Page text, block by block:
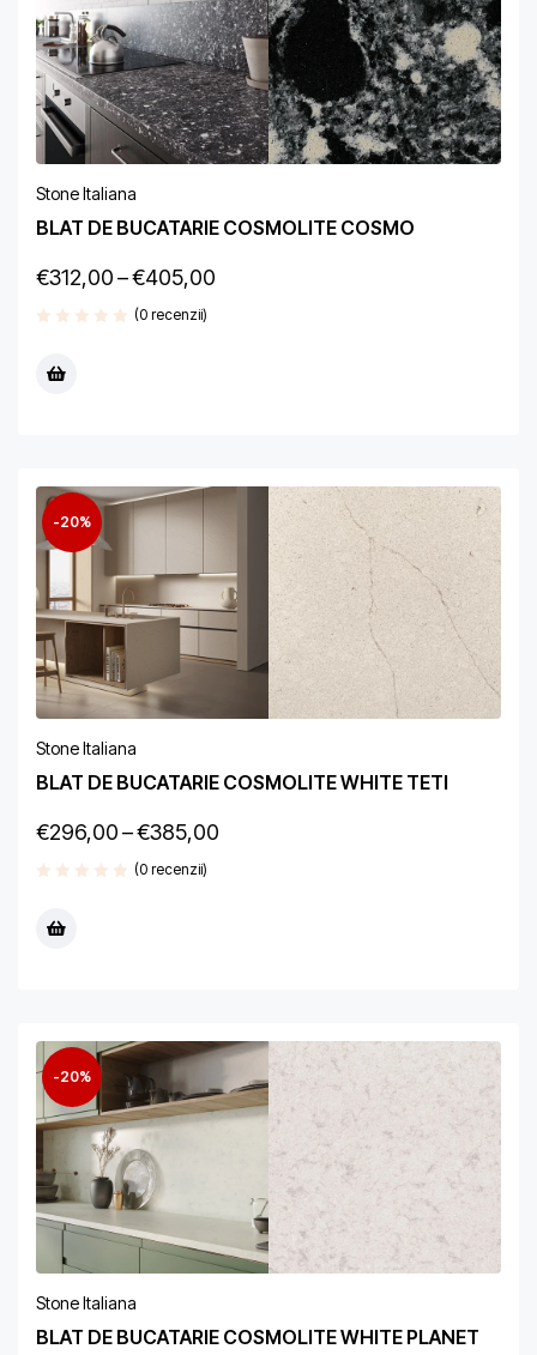
Stone Italiana
BLAT DE BUCATARIE COSMOLITE COSMO
€312,00–€405,00
(0 recenzii)
-20%
Stone Italiana
BLAT DE BUCATARIE COSMOLITE WHITE TETI
€296,00–€385,00
(0 recenzii)
-20%
Stone Italiana
BLAT DE BUCATARIE COSMOLITE WHITE PLANET